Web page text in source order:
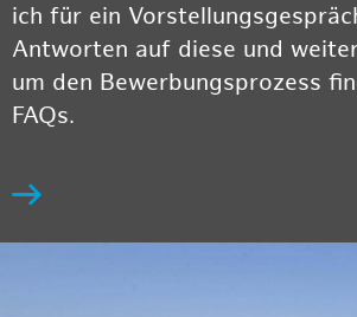
ich für ein
Antworten auf diese und
um den Bewerbungsprozess
FAQs.